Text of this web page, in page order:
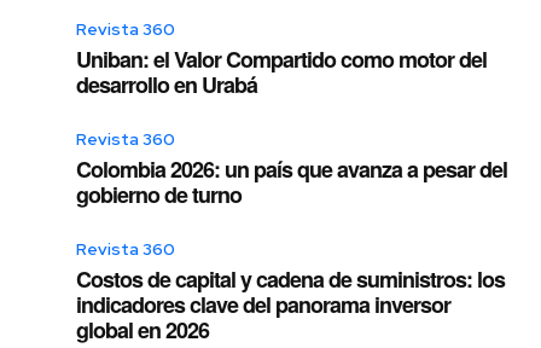
Revista 360
Uniban: el Valor Compartido como motor del
desarrollo en Urabá
Revista 360
Colombia 2026: un país que avanza a pesar del
gobierno de turno
Revista 360
Costos de capital y cadena de suministros: los
indicadores clave del panorama inversor
global en 2026